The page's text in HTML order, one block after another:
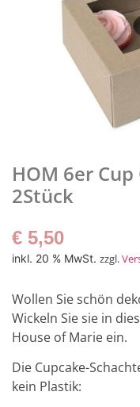
HOM 6er
2Stück
€ 5,50
inkl. 20 % MwSt. zzgl.
Wollen Sie schön
Wickeln Sie sie in
House of Marie ein.
Die Cupcake-
kein Plastik: